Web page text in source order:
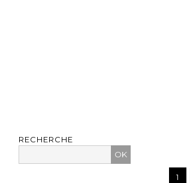
RECHERCHE
1